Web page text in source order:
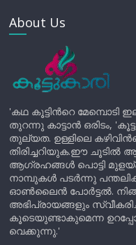
About Us
'കഥ കൂട്ടിന്‍റെ മേമ്പൊടി
തുറന്നു കാട്ടാൻ ഒരിടം,
തുല്യത. ഉള്ളിലെ
തിരിച്ചറിയുക.ഈ ചൂടിൽ
ആഗ്രഹങ്ങൾ പൊട്ടി
നാമ്പുകൾ പടർന്നു
ഓൺലൈൻ പോർട്ടൽ.
അഭിപ്രായങ്ങളും
കൂടെയുണ്ടാകുമെന്ന
വെക്കുന്നു.'